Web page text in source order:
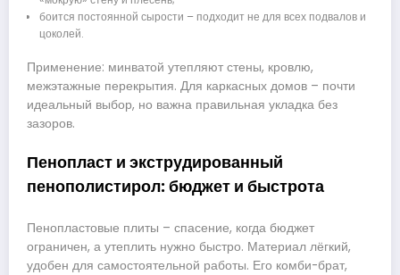
боится постоянной сырости – подходит не для всех подвалов и
цоколей.
Применение: минватой утепляют стены, кровлю,
межэтажные перекрытия. Для каркасных домов – почти
идеальный выбор, но важна правильная укладка без
зазоров.
Пенопласт и экструдированный
пенополистирол: бюджет и быстрота
Пенопластовые плиты – спасение, когда бюджет
ограничен, а утеплить нужно быстро. Материал лёгкий,
удобен для самостоятельной работы. Его комби-брат,